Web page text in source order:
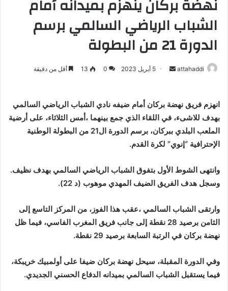
نهضة بركان ينهزم بميدانه أمام
الشباب الرياضي السالمي برسم
الدورة 21 من البطولة
attahaddi
أرسل 5 أبريل 2023 0
13 أقل من دقيقة
انهزم فريق نهضة بركان أمام ضيفه نادي الشباب الرياضي السالمي
بهدف للاشىء، في اللقاء الذي جمع بينهما ،أمس الثلاثاء، على أرضية
الملعب البلدي ببركان، برسم الدورة ال21 من البطولة الوطنية
الإحترافية “إنوي” لكرة القدم.
وانتهى الشوط الأول بتفوق الشباب الرياضي السالمي بهدف نظيف.
وسجل هدف الفريق الضيف المهدي موهوب (د 22).
وارتقى الشباب السالمي ،عقب هذا الفوز، من المركز التاسع إلى
الثامن برصيد 28 نقطة إلى جانب فريق المغرب الفاسي، فيما ظل
نهضة بركان في الرتبة السابعة برصيد 29 نقطة.
وفي الدورة المقبلة، سيحل نهضة بركان ضيفا على أولمبيك خريبكة،
فيما يستقبل الشباب السالمي بميدانه الدفاع الحسني الجديدي.